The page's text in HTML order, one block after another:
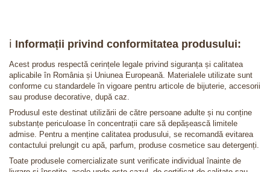
ℹ️ Informații privind conformitatea produsului:
Acest produs respectă cerințele legale privind siguranța și calitatea
aplicabile în România și Uniunea Europeană. Materialele utilizate sunt
conforme cu standardele în vigoare pentru articole de bijuterie, accesorii
sau produse decorative, după caz.
Produsul este destinat utilizării de către persoane adulte și nu conține
substanțe periculoase în concentrații care să depășească limitele
admise. Pentru a menține calitatea produsului, se recomandă evitarea
contactului prelungit cu apă, parfum, produse cosmetice sau detergenți.
Toate produsele comercializate sunt verificate individual înainte de